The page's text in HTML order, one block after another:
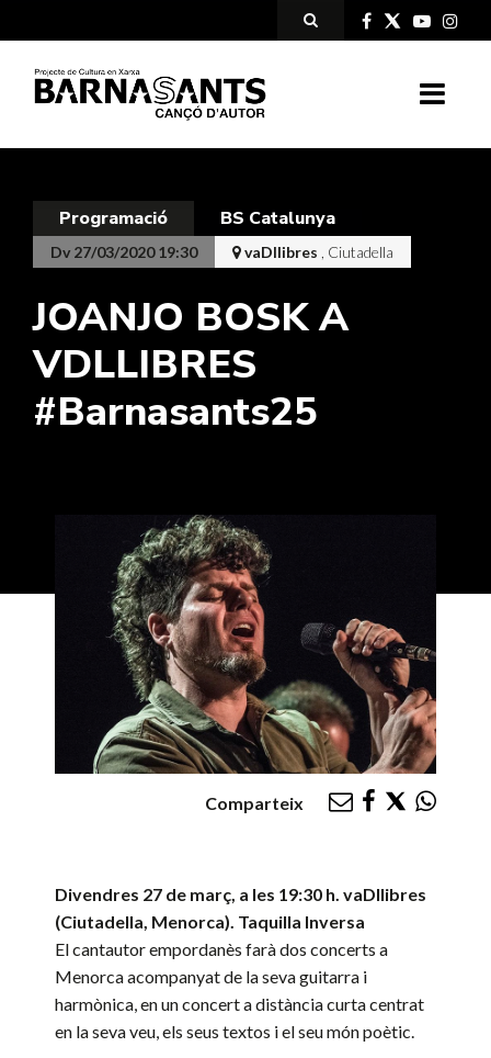
Programació BS Catalunya
Dv 27/03/2020 19:30 vaDllibres , Ciutadella
JOANJO BOSK A
VDLLIBRES
#Barnasants25
Comparteix
Divendres 27 de març, a les 19:30 h. vaDllibres
(Ciutadella, Menorca). Taquilla Inversa
El cantautor empordanès farà dos concerts a
Menorca acompanyat de la seva guitarra i
harmònica, en un concert a distància curta centrat
en la seva veu, els seus textos i el seu món poètic.